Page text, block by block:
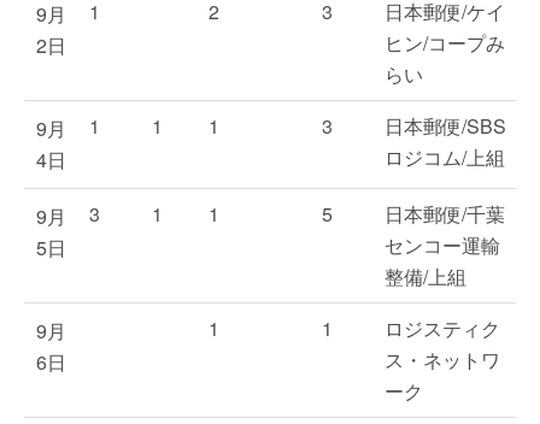
9月
2日
1 2 3
日本郵便/ケイ
ヒン/コープみ
らい
9月
4日
1 1 1 3
日本郵便/SBS
ロジコム/上組
9月
5日
3 1 1 5
日本郵便/千葉
センコー運輸
整備/上組
9月
6日
1 1
ロジスティク
ス・ネットワ
ーク